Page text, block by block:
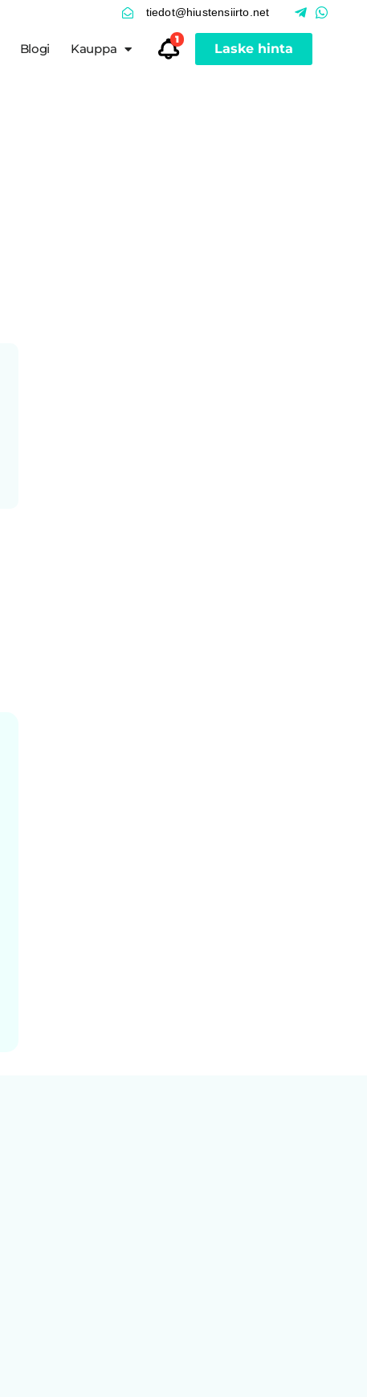
tiedot@hiustensiirto.net
Blogi Kauppa
1
Laske hinta